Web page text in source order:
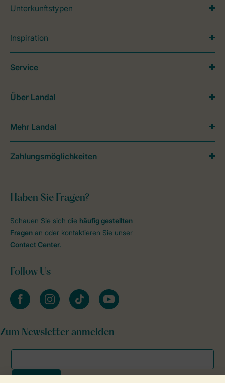
Unterkunftstypen
Inspiration
Haben Sie Fragen?
Schauen Sie sich die häufig gestellten
Fragen an oder kontaktieren Sie unser
Contact Center.
Follow Us
facebookinstagramtiktok youtube
Zum Newsletter anmelden
Service
Über Landal
Mehr Landal
Zahlungsmöglichkeiten